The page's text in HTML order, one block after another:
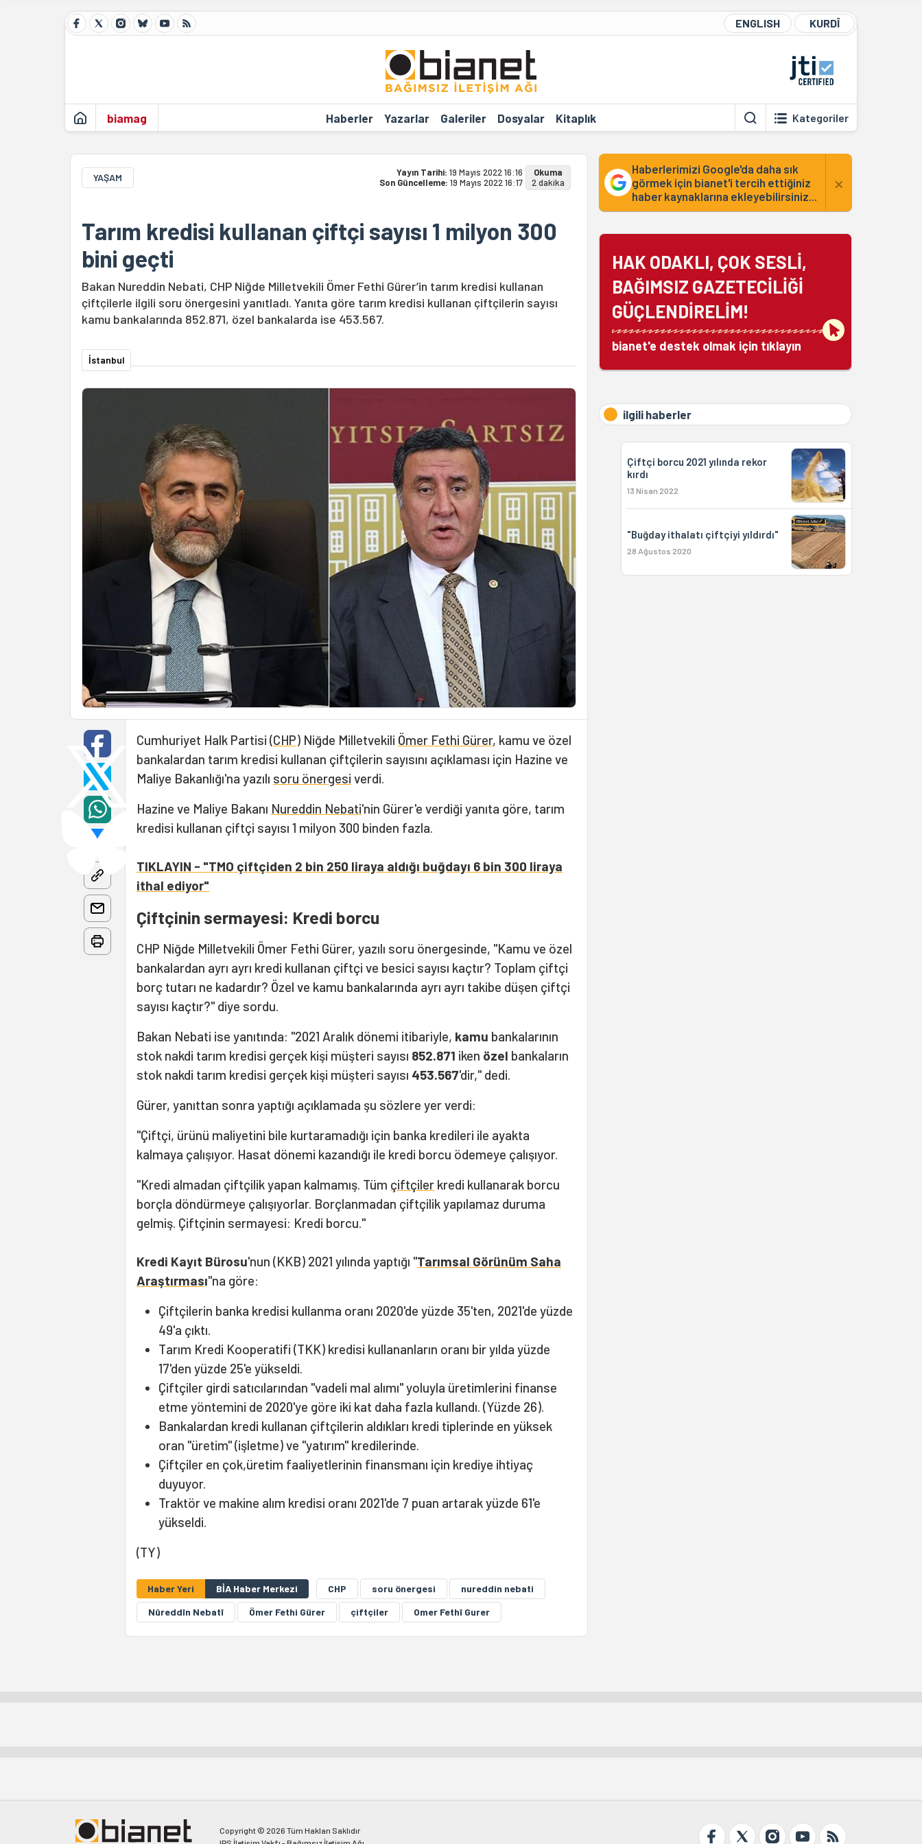
ENGLISH KURDÎ
biamag Haberler Yazarlar Galeriler Dosyalar Kitaplık Kategoriler
YAŞAM Yayın Tarihi: 19 Mayıs 2022 16:16
Son Güncelleme: 19 Mayıs 2022 16:17
Okuma
2 dakika
Tarım kredisi kullanan çiftçi sayısı 1 milyon 300
bini geçti
Bakan Nureddin Nebati, CHP Niğde Milletvekili Ömer Fethi Gürer’in tarım kredisi kullanan
çiftçilerle ilgili soru önergesini yanıtladı. Yanıta göre tarım kredisi kullanan çiftçilerin sayısı
kamu bankalarında 852.871, özel bankalarda ise 453.567.
İstanbul
Cumhuriyet Halk Partisi (CHP) Niğde Milletvekili Ömer Fethi Gürer, kamu ve özel
bankalardan tarım kredisi kullanan çiftçilerin sayısını açıklaması için Hazine ve
Maliye Bakanlığı'na yazılı soru önergesi verdi.
Hazine ve Maliye Bakanı Nureddin Nebati'nin Gürer'e verdiği yanıta göre, tarım
kredisi kullanan çiftçi sayısı 1 milyon 300 binden fazla.
TIKLAYIN - "TMO çiftçiden 2 bin 250 liraya aldığı buğdayı 6 bin 300 liraya
ithal ediyor"
Çiftçinin sermayesi: Kredi borcu
CHP Niğde Milletvekili Ömer Fethi Gürer, yazılı soru önergesinde, "Kamu ve özel
bankalardan ayrı ayrı kredi kullanan çiftçi ve besici sayısı kaçtır? Toplam çiftçi
borç tutarı ne kadardır? Özel ve kamu bankalarında ayrı ayrı takibe düşen çiftçi
sayısı kaçtır?" diye sordu.
Bakan Nebati ise yanıtında: "2021 Aralık dönemi itibariyle, kamu bankalarının
stok nakdi tarım kredisi gerçek kişi müşteri sayısı 852.871 iken özel bankaların
stok nakdi tarım kredisi gerçek kişi müşteri sayısı 453.567'dir," dedi.
Gürer, yanıttan sonra yaptığı açıklamada şu sözlere yer verdi:
"Çiftçi, ürünü maliyetini bile kurtaramadığı için banka kredileri ile ayakta
kalmaya çalışıyor. Hasat dönemi kazandığı ile kredi borcu ödemeye çalışıyor.
"Kredi almadan çiftçilik yapan kalmamış. Tüm çiftçiler kredi kullanarak borcu
borçla döndürmeye çalışıyorlar. Borçlanmadan çiftçilik yapılamaz duruma
gelmiş. Çiftçinin sermayesi: Kredi borcu."
Kredi Kayıt Bürosu'nun (KKB) 2021 yılında yaptığı "Tarımsal Görünüm Saha
Araştırması"na göre:
Çiftçilerin banka kredisi kullanma oranı 2020'de yüzde 35'ten, 2021'de yüzde
49'a çıktı.
Tarım Kredi Kooperatifi (TKK) kredisi kullananların oranı bir yılda yüzde
17'den yüzde 25'e yükseldi.
Çiftçiler girdi satıcılarından "vadeli mal alımı" yoluyla üretimlerini finanse
etme yöntemini de 2020'ye göre iki kat daha fazla kullandı. (Yüzde 26).
Bankalardan kredi kullanan çiftçilerin aldıkları kredi tiplerinde en yüksek
oran "üretim" (işletme) ve "yatırım" kredilerinde.
Çiftçiler en çok,üretim faaliyetlerinin finansmanı için krediye ihtiyaç
duyuyor.
Traktör ve makine alım kredisi oranı 2021'de 7 puan artarak yüzde 61'e
yükseldi.
(TY)
Haber Yeri BİA Haber Merkezi CHP soru önergesi
nureddin nebati
Nûreddîn Nebatî
Ömer Fethi Gürer çiftçiler Omer Fethî Gurer
Haberlerimizi Google'da daha sık
görmek için bianet'i tercih ettiğiniz
haber kaynaklarına ekleyebilirsiniz...
×
HAK ODAKLI, ÇOK SESLİ,
BAĞIMSIZ GAZETECİLİĞİ
GÜÇLENDİRELİM!
bianet'e destek olmak için tıklayın
ilgili haberler
Çiftçi borcu 2021 yılında rekor
kırdı
13 Nisan 2022
"Buğday ithalatı çiftçiyi yıldırdı"
28 Ağustos 2020
Copyright © 2026 Tüm Hakları Saklıdır